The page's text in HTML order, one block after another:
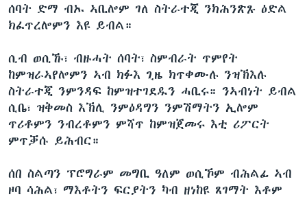
ሰባት ድማ ብኡ ኣቢሎም ገለ ስትራተጂ ንክሕንጽጹ ዕድል
ክፈጥረሎምን እዩ ይብል።
ሲብ ወሲኹ፣ ብዙሓት ሰባት፣ ስምብራት ጥምየት
ከምዝራኣየሎምን ኣብ ክፉእ ጊዜ ክጥቀሙሉ ንዝኽእሉ
ስትራተጂ ንምንዳፍ ከምዝተገደዱን ሓቢሩ። ንኣብነት ይብል
ሲቤ፣ ዝቅመስ እኽሊ ንምዕዳግን ንምሽማትን ኢሎም
ጥሪቶምን ንብረቶምን ምሻጥ ከምዝጀመሩ እቲ ሪፖርት
ምጥቓሱ ይሕብር።
ሰበ ስልጣን ፕሮግራም መግቢ ዓለም ወሲኾም ብሕልፊ ኣብ
ዞባ ሳሕል፣ ማእቶትን ፍርያትን ካብ ዘነከዩ ጸገማት እቶም